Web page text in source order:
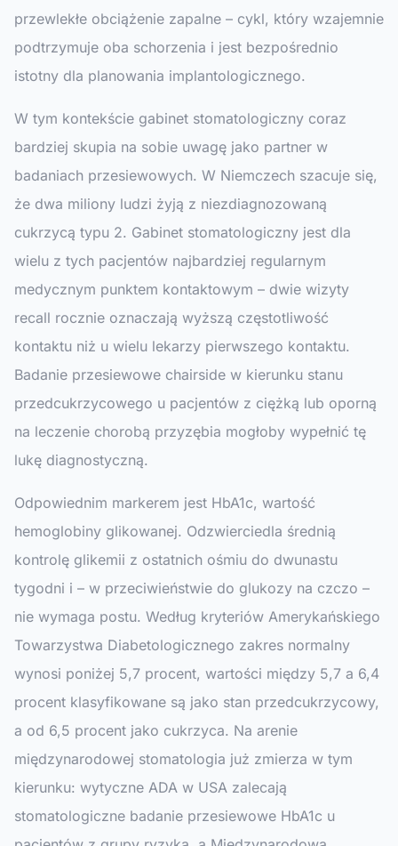
przewlekłe obciążenie zapalne – cykl, który wzajemnie
podtrzymuje oba schorzenia i jest bezpośrednio
istotny dla planowania implantologicznego.
W tym kontekście gabinet stomatologiczny coraz
bardziej skupia na sobie uwagę jako partner w
badaniach przesiewowych. W Niemczech szacuje się,
że dwa miliony ludzi żyją z niezdiagnozowaną
cukrzycą typu 2. Gabinet stomatologiczny jest dla
wielu z tych pacjentów najbardziej regularnym
medycznym punktem kontaktowym – dwie wizyty
recall rocznie oznaczają wyższą częstotliwość
kontaktu niż u wielu lekarzy pierwszego kontaktu.
Badanie przesiewowe chairside w kierunku stanu
przedcukrzycowego u pacjentów z ciężką lub oporną
na leczenie chorobą przyzębia mogłoby wypełnić tę
lukę diagnostyczną.
Odpowiednim markerem jest HbA1c, wartość
hemoglobiny glikowanej. Odzwierciedla średnią
kontrolę glikemii z ostatnich ośmiu do dwunastu
tygodni i – w przeciwieństwie do glukozy na czczo –
nie wymaga postu. Według kryteriów Amerykańskiego
Towarzystwa Diabetologicznego zakres normalny
wynosi poniżej 5,7 procent, wartości między 5,7 a 6,4
procent klasyfikowane są jako stan przedcukrzycowy,
a od 6,5 procent jako cukrzyca. Na arenie
międzynarodowej stomatologia już zmierza w tym
kierunku: wytyczne ADA w USA zalecają
stomatologiczne badanie przesiewowe HbA1c u